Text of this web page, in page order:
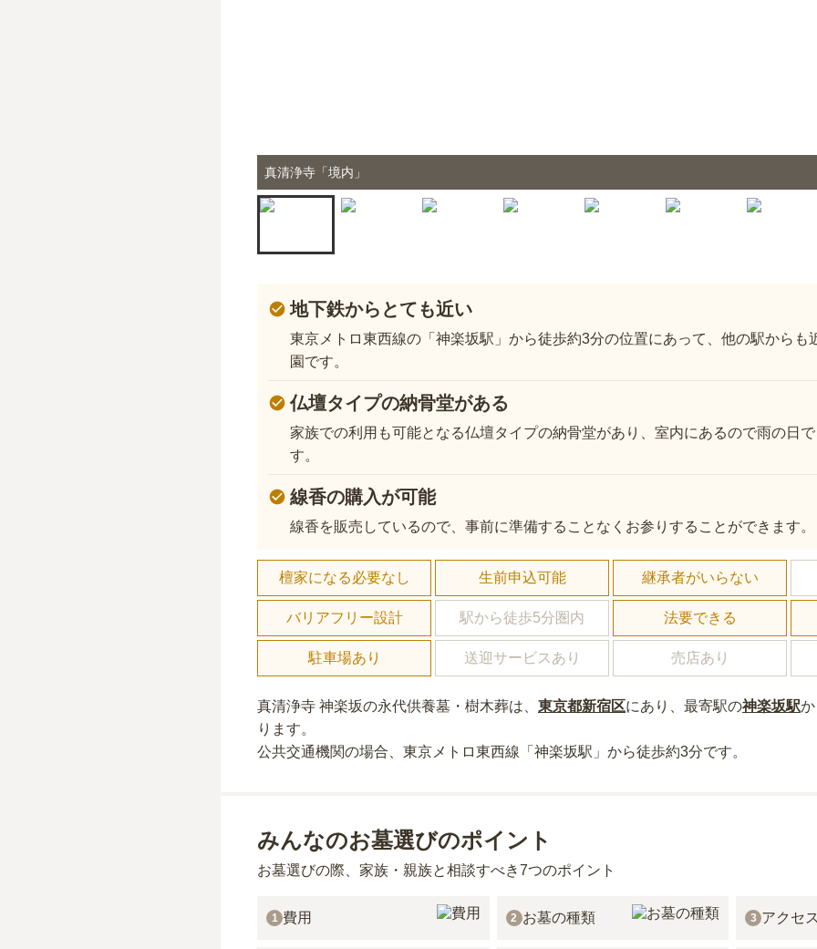
真清浄寺「境内」
地下鉄からとても近い
東京メトロ東西線の「神楽坂駅」から徒歩約3分の位置にあって、他の駅からも
園です。
仏壇タイプの納骨堂がある
家族での利用も可能となる仏壇タイプの納骨堂があり、室内にあるので雨の日
す。
線香の購入が可能
線香を販売しているので、事前に準備することなくお参りすることができます。
檀家になる必要なし 生前申込可能 継承者がいらない
バリアフリー設計 駅から徒歩5分圏内 法要できる
駐車場あり 送迎サービスあり 売店あり
真清浄寺 神楽坂の永代供養墓・樹木葬は、 東京都新宿区にあり 、最寄駅の神楽坂駅
り ます。
公共交通機関の場合 、東京メトロ東西線「神楽坂駅」から徒歩約3分です。
みんなのお墓選びのポイント
お墓選びの際、家族・親族と相談すべき7つのポイント
1 費用 2 お墓の種類 3 アクセ